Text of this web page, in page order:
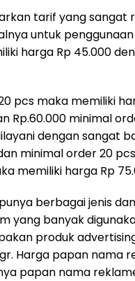
tarif yang sangat
untuk
harga Rp 45.000
pcs maka memiliki
minimal
dengan sangat
minimal order 20
memiliki harga Rp
berbagai jenis
yang banyak
produk
Harga papan nama
papan nama